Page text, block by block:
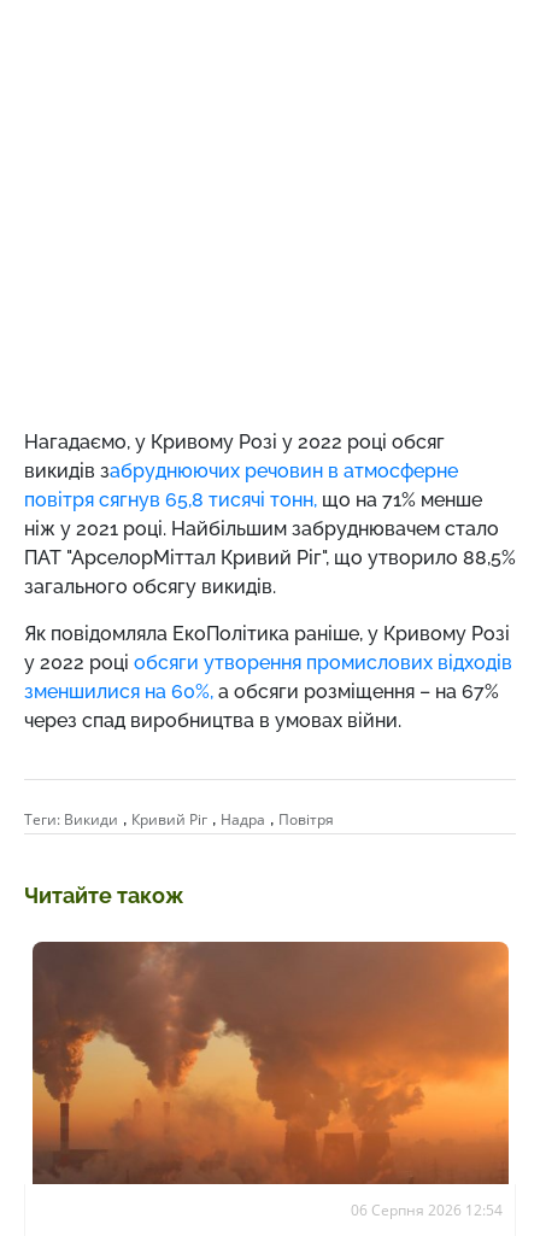
Нагадаємо, у Кривому Розі у 2022 році обсяг
викидів забруднюючих речовин в атмосферне
повітря сягнув 65,8 тисячі тонн, що на 71% менше
ніж у 2021 році. Найбільшим забруднювачем стало
ПАТ "АрселорМіттал Кривий Ріг", що утворило 88,5%
загального обсягу викидів.
Як повідомляла ЕкоПолітика раніше, у Кривому Розі
у 2022 році обсяги утворення промислових відходів
зменшилися на 60%, а обсяги розміщення – на 67%
через спад виробництва в умовах війни.
Теги: Викиди , Кривий Ріг , Надра , Повітря
Читайте також
06 Серпня 2026 12:54